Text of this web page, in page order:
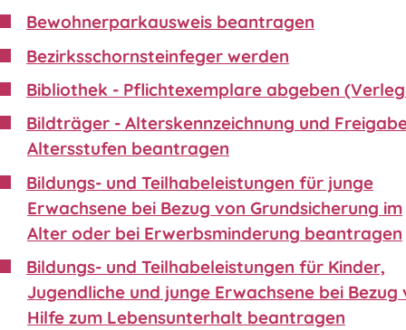
Bewohnerparkausweis beantragen
Bezirksschornsteinfeger werden
Bibliothek - Pflichtexemplare abgeben
Bildträger - Alterskennzeichnung und
Altersstufen beantragen
Bildungs- und Teilhabeleistungen für junge
Erwachsene bei Bezug von Grundsicherung im
Alter oder bei Erwerbsminderung beantragen
Bildungs- und Teilhabeleistungen für Kinder,
Jugendliche und junge Erwachsene bei Bezug
Hilfe zum Lebensunterhalt beantragen